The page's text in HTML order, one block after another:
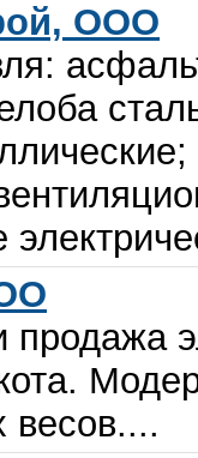
ООО
продажа
весов....